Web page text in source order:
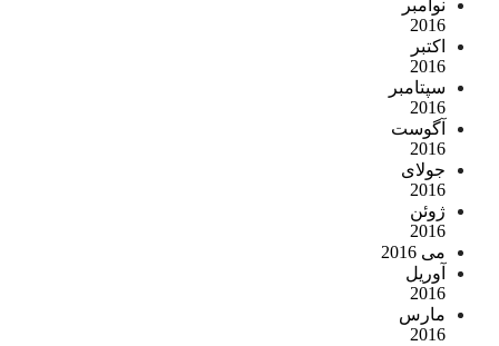
نوامبر
2016
اکتبر
2016
سپتامبر
2016
آگوست
2016
جولای
2016
ژوئن
2016
می 2016
آوریل
2016
مارس
2016